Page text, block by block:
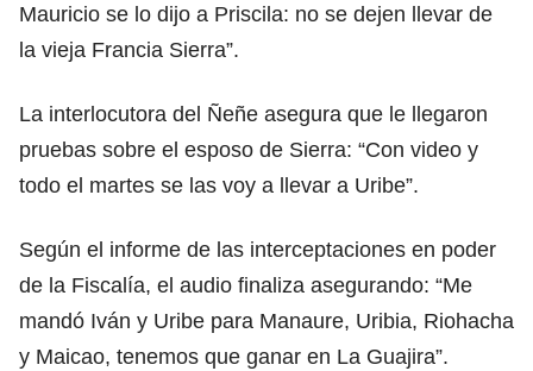
Mauricio se lo dijo a Priscila: no se dejen llevar de
la vieja Francia Sierra”.
La interlocutora del Ñeñe asegura que le llegaron
pruebas sobre el esposo de Sierra: “Con video y
todo el martes se las voy a llevar a Uribe”.
Según el informe de las interceptaciones en poder
de la Fiscalía, el audio finaliza asegurando: “Me
mandó Iván y Uribe para Manaure, Uribia, Riohacha
y Maicao, tenemos que ganar en La Guajira”.